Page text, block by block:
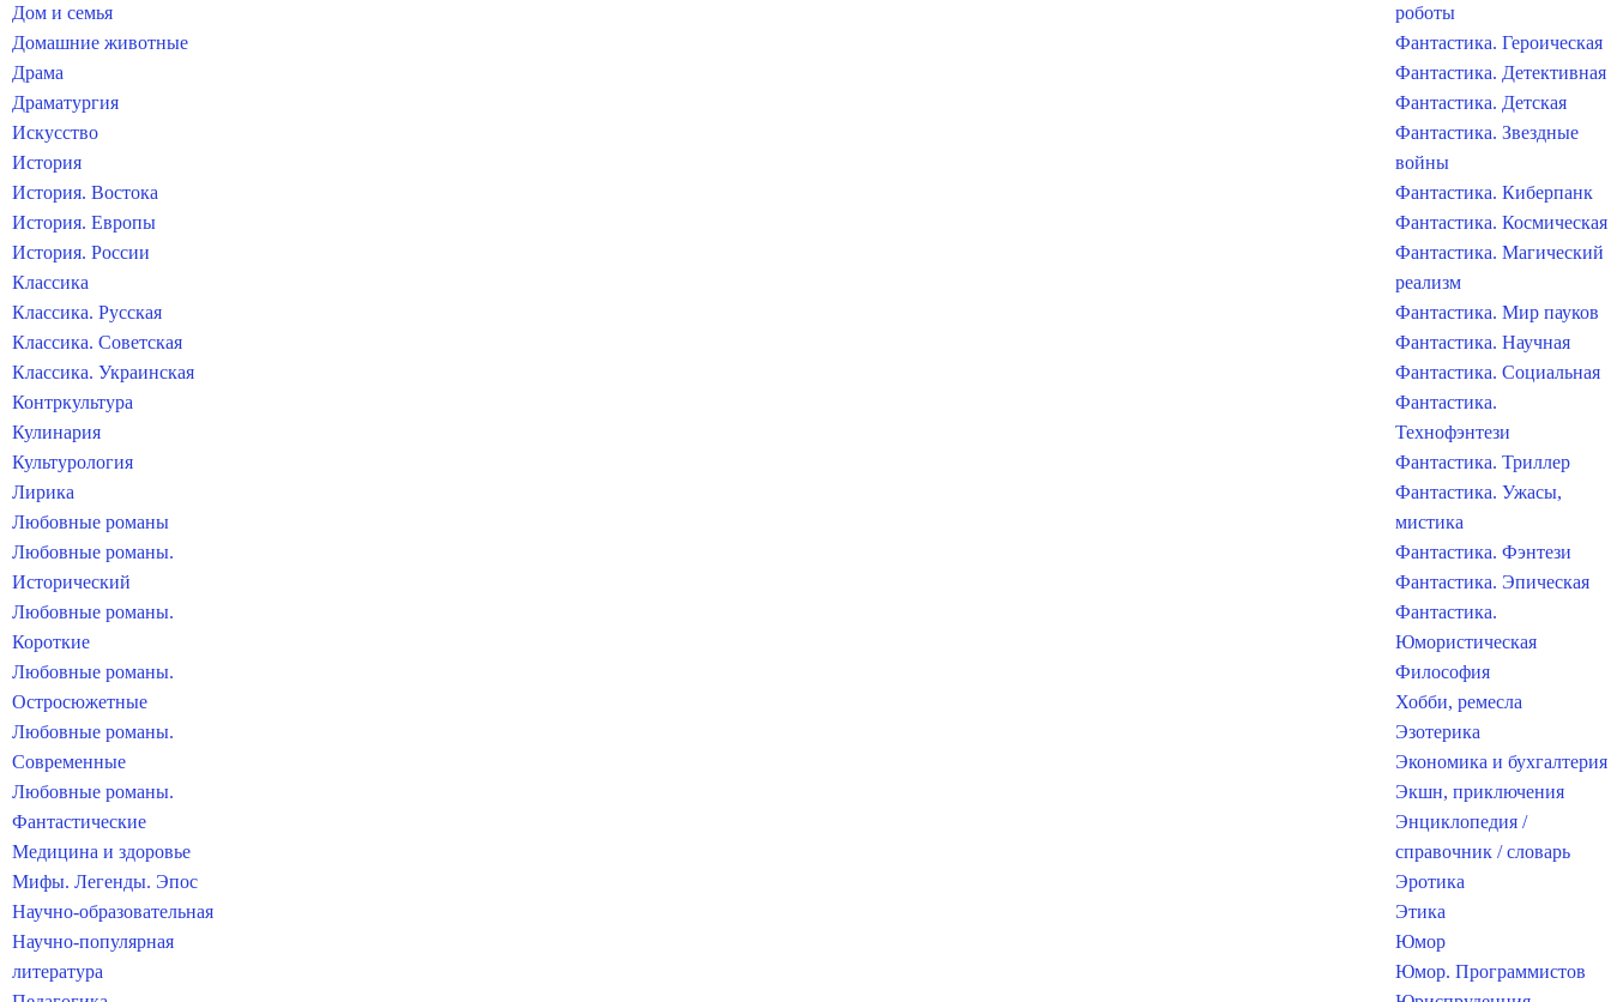
Дом и семья
Домашние животные
Драма
Драматургия
Искусство
История
История. Востока
История. Европы
История. России
Классика
Классика. Русская
Классика. Советская
Классика. Украинская
Контркультура
Кулинария
Культурология
Лирика
Любовные романы
Любовные романы.
Исторический
Любовные романы.
Короткие
Любовные романы.
Остросюжетные
Любовные романы.
Современные
Любовные романы.
Фантастические
Медицина и здоровье
Мифы. Легенды. Эпос
Научно-образовательная
Научно-популярная
литература
роботы
Фантастика. Героическая
Фантастика. Детективная
Фантастика. Детская
Фантастика. Звездные
войны
Фантастика. Киберпанк
Фантастика. Космическая
Фантастика. Магический
реализм
Фантастика. Мир пауков
Фантастика. Научная
Фантастика. Социальная
Фантастика.
Технофэнтези
Фантастика. Триллер
Фантастика. Ужасы,
мистика
Фантастика. Фэнтези
Фантастика. Эпическая
Фантастика.
Юмористическая
Философия
Хобби, ремесла
Эзотерика
Экономика и бухгалтерия
Экшн, приключения
Энциклопедия /
справочник / словарь
Эротика
Этика
Юмор
Юмор. Программистов